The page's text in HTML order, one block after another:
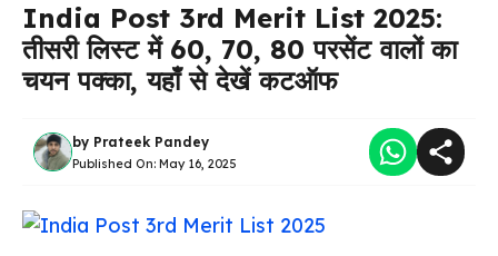
India Post 3rd Merit List 2025:
तीसरी लिस्ट में 60, 70, 80 परसेंट वालों का
चयन पक्का, यहाँ से देखें कटऑफ
by Prateek Pandey
Published On: May 16, 2025